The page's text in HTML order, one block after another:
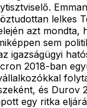
lelkes
azt mondta,
sem
igazságügyi
2018-ban
és Durov
egy ritka